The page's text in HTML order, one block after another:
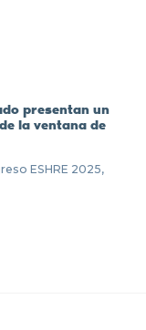
presentan un
la ventana de
ESHRE 2025,